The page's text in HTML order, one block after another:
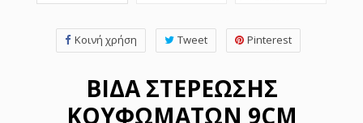
Κοινή χρήση Tweet Pinterest
ΒΊΔΑ ΣΤΕΡΈΩΣΗΣ
ΚΟΥΦΩΜΆΤΩΝ 9CM